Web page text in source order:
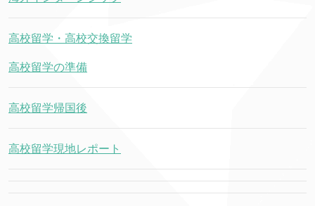
高校留学・高校交換留学
高校留学の準備
高校留学帰国後
高校留学現地レポート